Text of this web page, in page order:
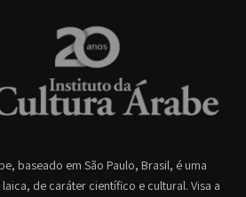
baseado em São Paulo, Brasil, é uma
de caráter científico e cultural. Visa a